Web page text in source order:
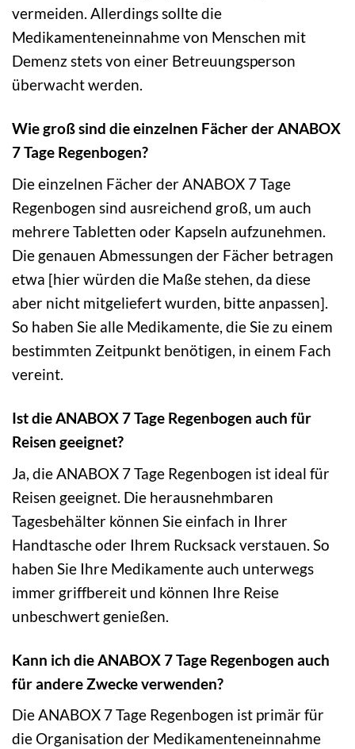
vermeiden. Allerdings sollte die
Medikamenteneinnahme von Menschen mit
Demenz stets von einer Betreuungsperson
überwacht werden.
Wie groß sind die einzelnen Fächer der ANABOX
7 Tage Regenbogen?
Die einzelnen Fächer der ANABOX 7 Tage
Regenbogen sind ausreichend groß, um auch
mehrere Tabletten oder Kapseln aufzunehmen.
Die genauen Abmessungen der Fächer betragen
etwa [hier würden die Maße stehen, da diese
aber nicht mitgeliefert wurden, bitte anpassen].
So haben Sie alle Medikamente, die Sie zu einem
bestimmten Zeitpunkt benötigen, in einem Fach
vereint.
Ist die ANABOX 7 Tage Regenbogen auch für
Reisen geeignet?
Ja, die ANABOX 7 Tage Regenbogen ist ideal für
Reisen geeignet. Die herausnehmbaren
Tagesbehälter können Sie einfach in Ihrer
Handtasche oder Ihrem Rucksack verstauen. So
haben Sie Ihre Medikamente auch unterwegs
immer griffbereit und können Ihre Reise
unbeschwert genießen.
Kann ich die ANABOX 7 Tage Regenbogen auch
für andere Zwecke verwenden?
Die ANABOX 7 Tage Regenbogen ist primär für
die Organisation der Medikamenteneinnahme